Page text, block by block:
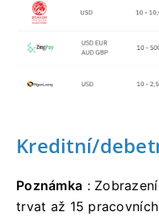
Kreditní/
Poznámka :
trvat až 15